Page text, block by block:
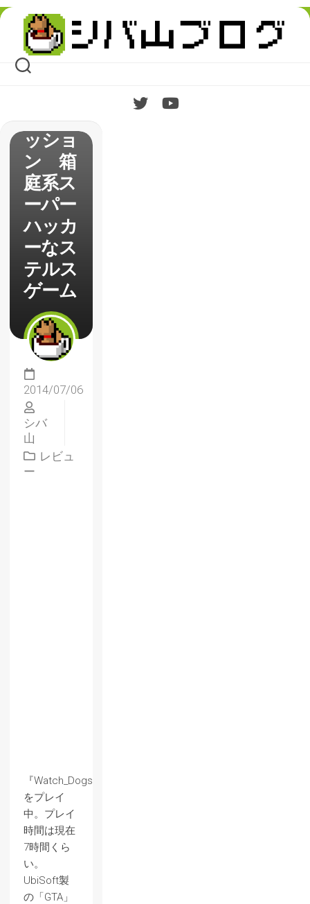
Skip
content
【Wat
ch_Do
gs】
ンプレ
ッショ
ン 箱
庭系ス
ーパー
ハッカ
ーなス
テルス
ゲーム
2014/07/06
シバ
山
レビュ
ー
『Watch_Dogs』
をプレイ
中。プレイ
時間は現在
7時間くら
い。
UbiSoft製
の「GTA」